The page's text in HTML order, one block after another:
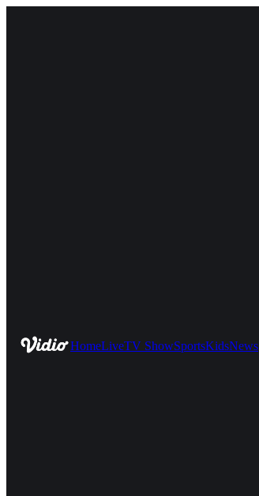
HomeLiveTV ShowSportsKidsNews